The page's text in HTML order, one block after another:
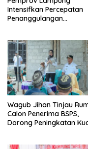
Intensifkan Percepatan
Penanggulangan
Wagub Jihan Tinjau
Calon Penerima BSPS,
Dorong Peningkatan